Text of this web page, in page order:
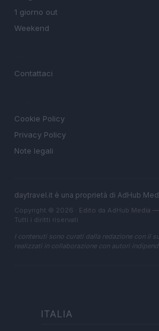
1 giorno out
Weekend
Contattaci
Cookie Policy
Privacy Policy
Note legali
daytravel.it è una proprietà di AdHub
Copyright © 2026 · Edito da AdHub Media
Tutti i diritti riservati
I contenuti sono curati dalla redazione con il
realizzati in collaborazione con autori
ITALIA